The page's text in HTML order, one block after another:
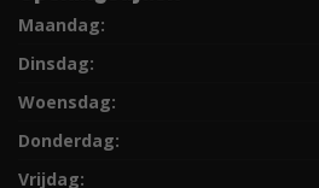
Maandag:
Dinsdag:
Woensdag:
Donderdag:
Vrijdag: